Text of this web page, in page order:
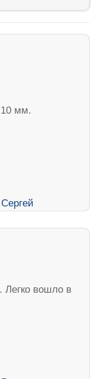
10 мм.
Легко вошло в